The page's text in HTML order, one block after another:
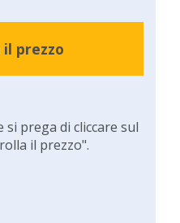
prezzo
si prega di cliccare sul
il prezzo".